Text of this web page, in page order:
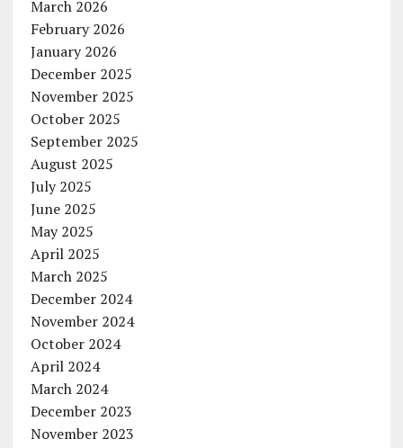
March 2026
February 2026
January 2026
December 2025
November 2025
October 2025
September 2025
August 2025
July 2025
June 2025
May 2025
April 2025
March 2025
December 2024
November 2024
October 2024
April 2024
March 2024
December 2023
November 2023